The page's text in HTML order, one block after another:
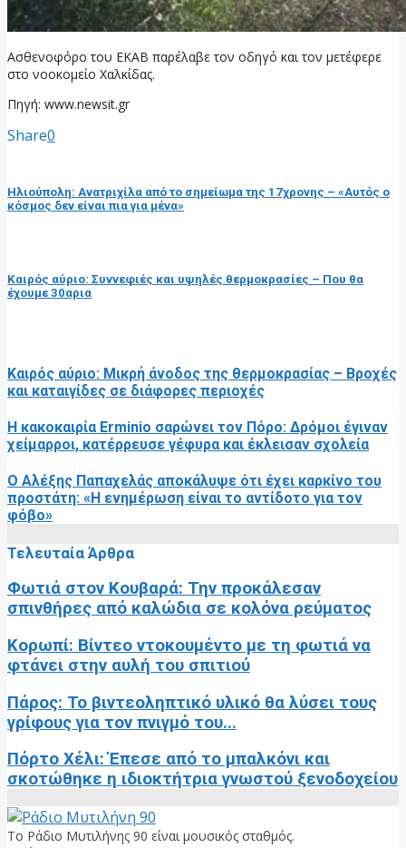
Ασθενοφόρο του ΕΚΑΒ παρέλαβε τον οδηγό και τον μετέφερε
στο νοοκομείο Χαλκίδας.
Πηγή: www.newsit.gr
Share0
Ηλιούπολη: Ανατριχίλα από το σημείωμα της 17χρονης – «Αυτός ο
κόσμος δεν είναι πια για μένα»
Καιρός αύριο: Συννεφιές και υψηλές θερμοκρασίες – Που θα
έχουμε 30αρια
Καιρός αύριο: Μικρή άνοδος της θερμοκρασίας – Βροχές
και καταιγίδες σε διάφορες περιοχές
Η κακοκαιρία Erminio σαρώνει τον Πόρο: Δρόμοι έγιναν
χείμαρροι, κατέρρευσε γέφυρα και έκλεισαν σχολεία
Ο Αλέξης Παπαχελάς αποκάλυψε ότι έχει καρκίνο του
προστάτη: «Η ενημέρωση είναι το αντίδοτο για τον
φόβο»
Τελευταία Άρθρα
Φωτιά στον Κουβαρά: Την προκάλεσαν
σπινθήρες από καλώδια σε κολόνα ρεύματος
Κορωπί: Βίντεο ντοκουμέντο με τη φωτιά να
φτάνει στην αυλή του σπιτιού
Πάρος: Το βιντεοληπτικό υλικό θα λύσει τους
γρίφους για τον πνιγμό του...
Πόρτο Χέλι: Έπεσε από το μπαλκόνι και
σκοτώθηκε η ιδιοκτήτρια γνωστού ξενοδοχείου
Το Ράδιο Μυτιλήνης 90 είναι μουσικός σταθμός.